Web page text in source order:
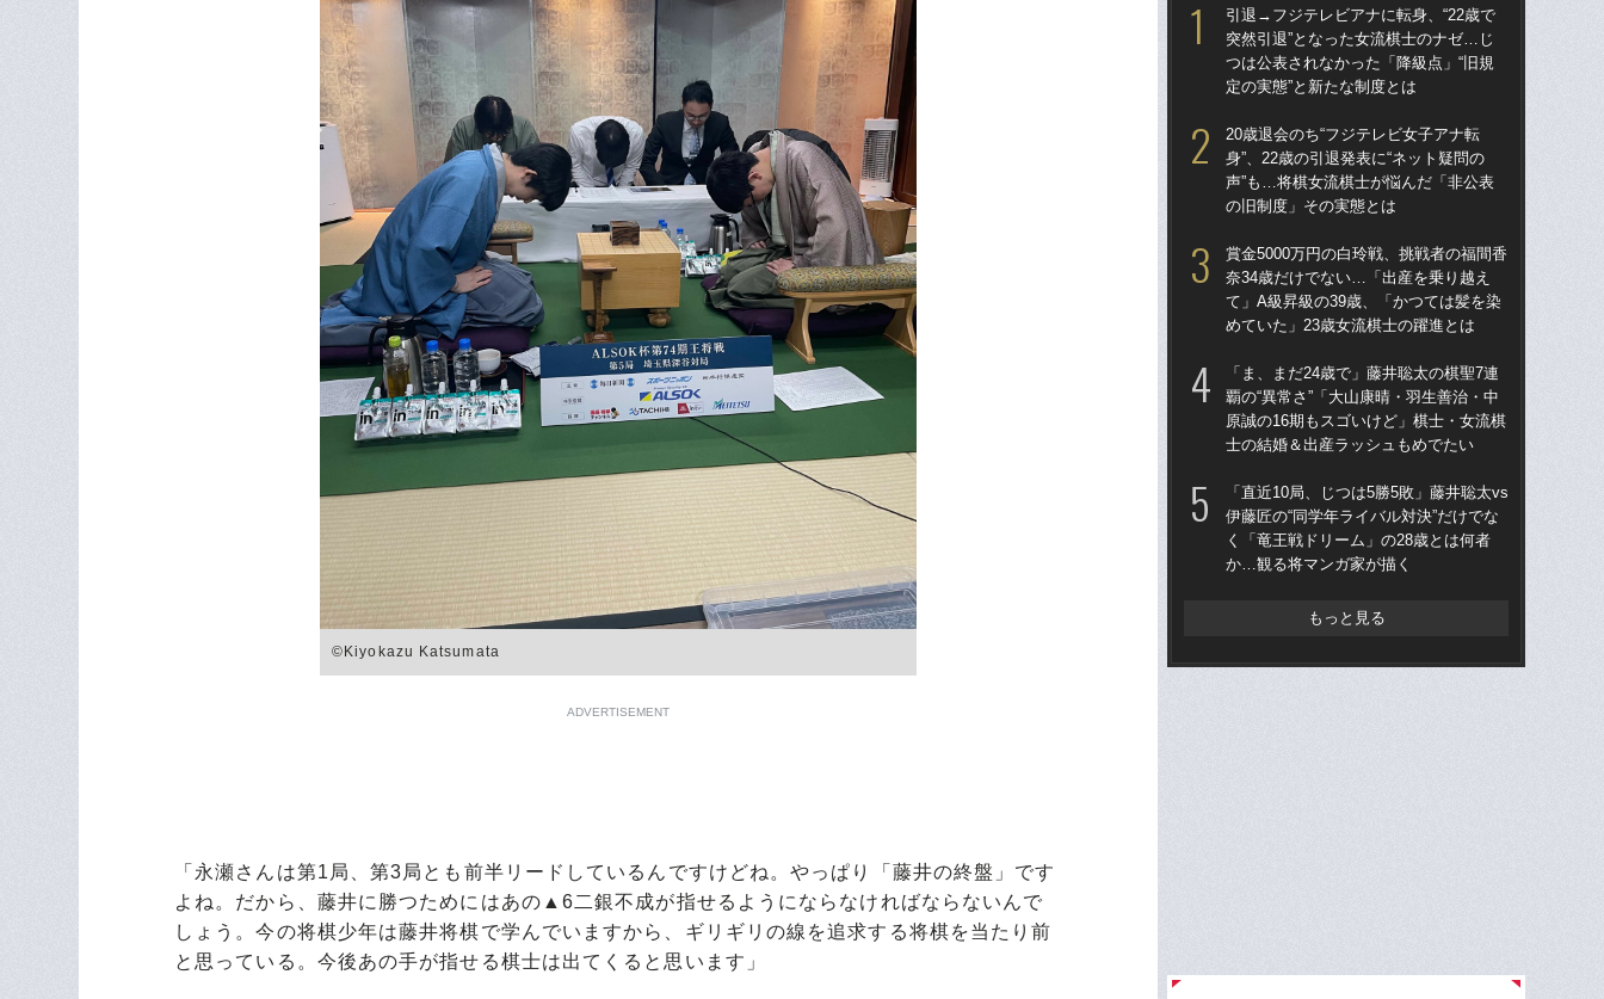
©Kiyokazu Katsumata
ADVERTISEMENT
「永瀬さんは第1局、第3局とも前半リードしているんですけどね。やっぱり「藤井の終盤」です
よね。だから、藤井に勝つためにはあの▲6二銀不成が指せるようにならなければならないんで
しょう。今の将棋少年は藤井将棋で学んでいますから、ギリギリの線を追求する将棋を当たり前
と思っている。今後あの手が指せる棋士は出てくると思います」
引退→フジテレビアナに転身、“22歳で
突然引退”となった女流棋士のナゼ…じ
つは公表されなかった「降級点」“旧規
定の実態”と新たな制度とは
20歳退会のち“フジテレビ女子アナ転
身”、22歳の引退発表に“ネット疑問の
声”も…将棋女流棋士が悩んだ「非公表
の旧制度」その実態とは
賞金5000万円の白玲戦、挑戦者の福間香
奈34歳だけでない…「出産を乗り越え
て」A級昇級の39歳、「かつては髪を染
めていた」23歳女流棋士の躍進とは
「ま、まだ24歳で」藤井聡太の棋聖7連
覇の“異常さ”「大山康晴・羽生善治・中
原誠の16期もスゴいけど」棋士・女流棋
士の結婚＆出産ラッシュもめでたい
「直近10局、じつは5勝5敗」藤井聡太vs
伊藤匠の“同学年ライバル対決”だけでな
く「竜王戦ドリーム」の28歳とは何者
か…観る将マンガ家が描く
もっと見る